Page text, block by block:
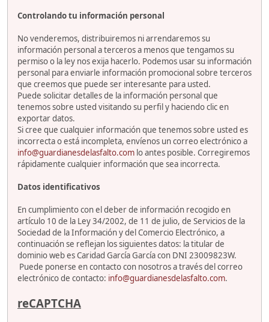
Controlando tu información personal
No venderemos, distribuiremos ni arrendaremos su
información personal a terceros a menos que tengamos su
permiso o la ley nos exija hacerlo. Podemos usar su información
personal para enviarle información promocional sobre terceros
que creemos que puede ser interesante para usted.
Puede solicitar detalles de la información personal que
tenemos sobre usted visitando su perfil y haciendo clic en
exportar datos.
Si cree que cualquier información que tenemos sobre usted es
incorrecta o está incompleta, envíenos un correo electrónico a
info@guardianesdelasfalto.com lo antes posible. Corregiremos
rápidamente cualquier información que sea incorrecta.
Datos identificativos
En cumplimiento con el deber de información recogido en
artículo 10 de la Ley 34/2002, de 11 de julio, de Servicios de la
Sociedad de la Información y del Comercio Electrónico, a
continuación se reflejan los siguientes datos: la titular de
dominio web es Caridad García García con DNI 23009823W.
Puede ponerse en contacto con nosotros a través del correo
electrónico de contacto: info@guardianesdelasfalto.com.
reCAPTCHA